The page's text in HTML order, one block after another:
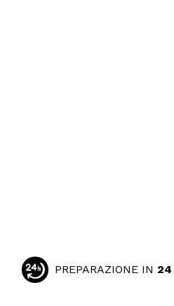
PREPARAZIONE IN 24